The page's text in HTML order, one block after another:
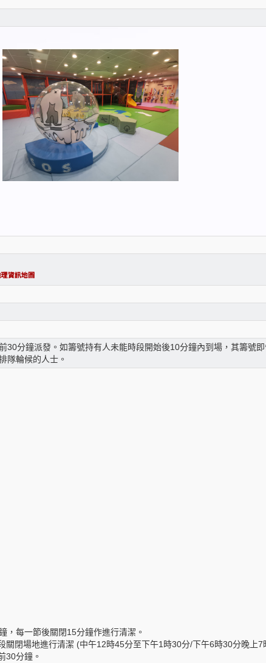
30分鐘派發。如籌號持有人未能時段開始後10分鐘內到場，其籌號
隊輪候的人士。
，每一節後關閉15分鐘作進行清潔。
關閉場地進行清潔 (中午12時45分至下午1時30分/下午6時30分晚上7
30分鐘。